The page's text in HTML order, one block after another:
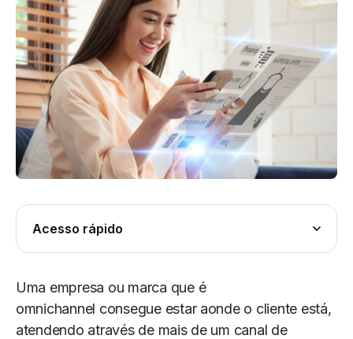
Acesso rápido
Uma empresa ou marca que é
omnichannel consegue estar aonde o cliente está,
atendendo através de mais de um canal de